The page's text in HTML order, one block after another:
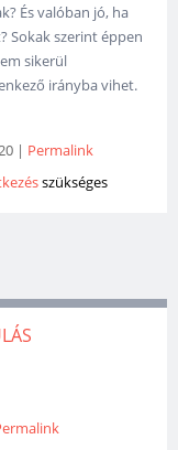
És valóban jó, ha
Sokak szerint éppen
sikerül
irányba vihet.
| Permalink
szükséges